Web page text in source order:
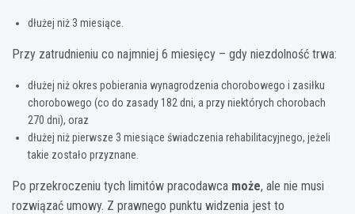
dłużej niż 3 miesiące.
Przy zatrudnieniu co najmniej 6 miesięcy – gdy niezdolność trwa:
dłużej niż okres pobierania wynagrodzenia chorobowego i zasiłku
chorobowego (co do zasady 182 dni, a przy niektórych chorobach
270 dni), oraz
dłużej niż pierwsze 3 miesiące świadczenia rehabilitacyjnego, jeżeli
takie zostało przyznane.
Po przekroczeniu tych limitów pracodawca może, ale nie musi
rozwiązać umowy. Z prawnego punktu widzenia jest to